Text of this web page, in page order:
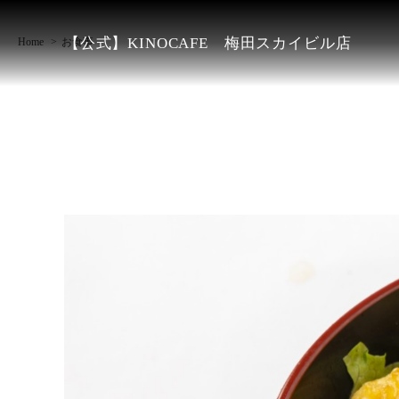
【公式】KINOCAFE 梅田スカイビル店
Home お食事